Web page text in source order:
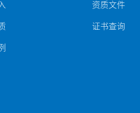
资质文件
证书查询